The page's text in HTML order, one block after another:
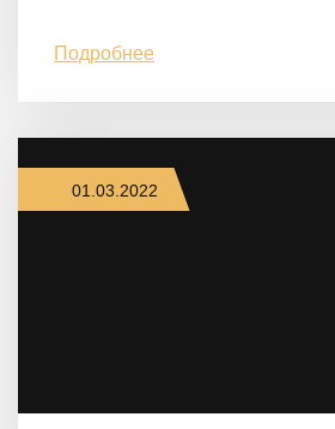
Подробнее
01.03.2022